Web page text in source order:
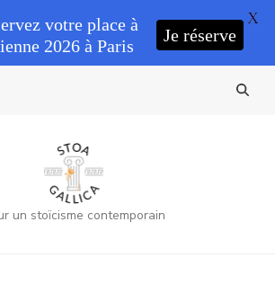
un stoïcisme contemporain
votre place à
2026 à Paris
Je réserve
X